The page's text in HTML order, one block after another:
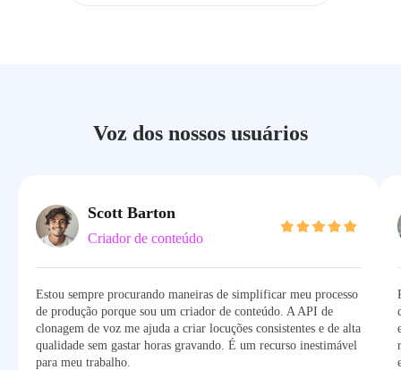
Voz dos nossos usuários
Scott Barton
Criador de conteúdo
Estou sempre procurando maneiras de simplificar meu processo
de produção porque sou um criador de conteúdo. A API de
clonagem de voz me ajuda a criar locuções consistentes e de alta
qualidade sem gastar horas gravando. É um recurso inestimável
para meu trabalho.